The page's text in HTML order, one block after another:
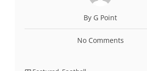
By G Point
No Comments